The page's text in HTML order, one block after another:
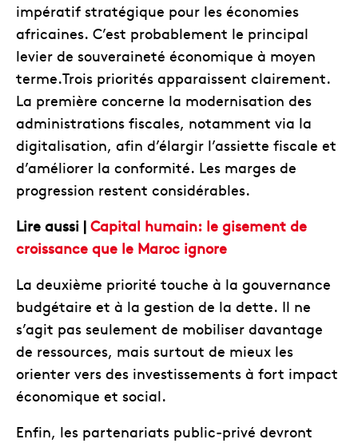
impératif stratégique pour les économies
africaines. C’est probablement le principal
levier de souveraineté économique à moyen
terme.Trois priorités apparaissent clairement.
La première concerne la modernisation des
administrations fiscales, notamment via la
digitalisation, afin d’élargir l’assiette fiscale et
d’améliorer la conformité. Les marges de
progression restent considérables.
Lire aussi | Capital humain: le gisement de
croissance que le Maroc ignore
La deuxième priorité touche à la gouvernance
budgétaire et à la gestion de la dette. Il ne
s’agit pas seulement de mobiliser davantage
de ressources, mais surtout de mieux les
orienter vers des investissements à fort impact
économique et social.
Enfin, les partenariats public-privé devront